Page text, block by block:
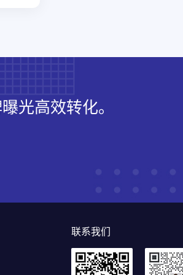
光高效转化。
联系我们